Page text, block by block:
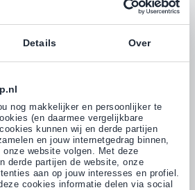
Details Over
nog makkelijker en persoonlijker te
(en daarmee vergelijkbare
kunnen wij en derde partijen
en jouw internetgedrag binnen,
website volgen. Met deze
derde partijen de website, onze
aan op jouw interesses en profiel.
cookies informatie delen via social
4,77 (38.000+)